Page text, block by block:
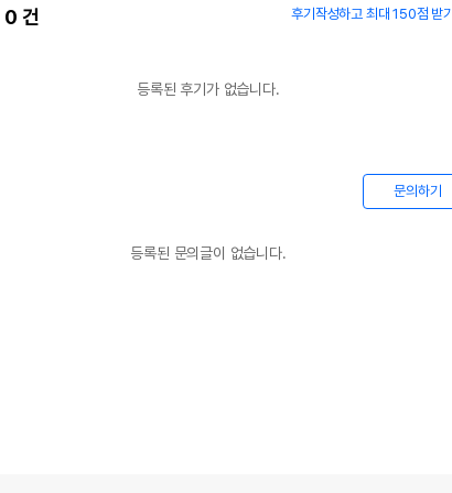
0 건 후기작성하고 최대 150점 받기
등록된 후기가 없습니다.
문의하기
등록된 문의글이 없습니다.